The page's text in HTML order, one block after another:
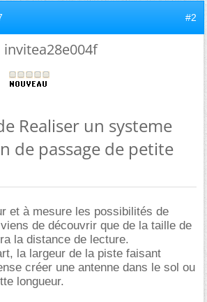
#2
invitea28e004f
Realiser un systeme
de passage de petite
et à mesure les possibilités de
de découvrir que de la taille de
la distance de lecture.
la largeur de la piste faisant
créer une antenne dans le sol ou
longueur.